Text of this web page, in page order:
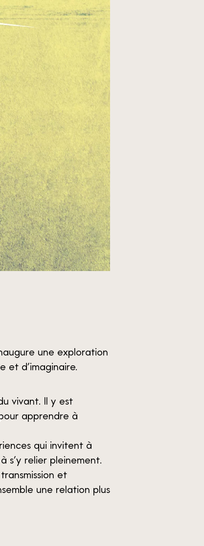
une exploration
et d’imaginaire.
vivant. Il y est
apprendre à
qui invitent à
relier pleinement.
et
une relation plus